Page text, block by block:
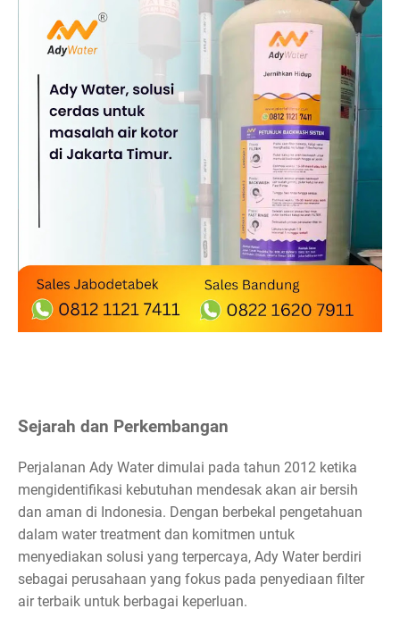
Sejarah dan Perkembangan
Perjalanan Ady Water dimulai pada tahun 2012 ketika
mengidentifikasi kebutuhan mendesak akan air bersih
dan aman di Indonesia. Dengan berbekal pengetahuan
dalam water treatment dan komitmen untuk
menyediakan solusi yang terpercaya, Ady Water berdiri
sebagai perusahaan yang fokus pada penyediaan filter
air terbaik untuk berbagai keperluan.